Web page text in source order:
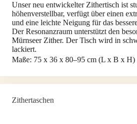
Unser neu entwickelter Zithertisch ist
höhenverstellbar, verfügt über einen
und eine leichte Neigung für das
Der Resonanzraum unterstützt den
Mürnseer Zither. Der Tisch wird in
lackiert.
Maße: 75 x 36 x 80–95 cm (L x B x H)
Zithertaschen